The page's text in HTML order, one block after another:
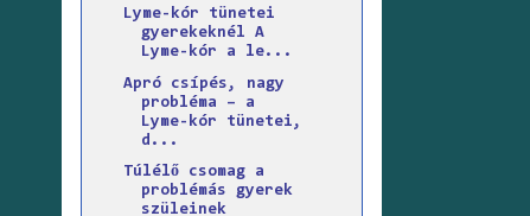
Lyme-kór tünetei
gyerekeknél A
Lyme-kór a le...
Apró csípés, nagy
probléma – a
Lyme-kór tünetei,
d...
Túlélő csomag a
problémás gyerek
szüleinek